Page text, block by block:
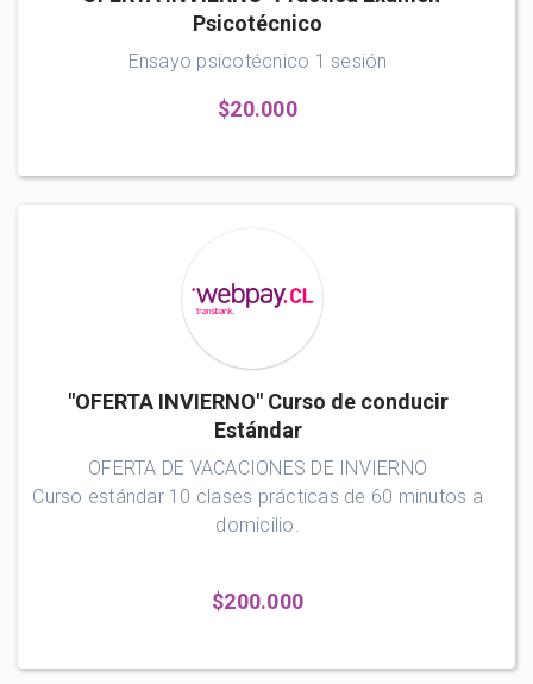
Psicotécnico
Ensayo psicotécnico 1 sesión
$20.000
"OFERTA INVIERNO" Curso de conducir
Estándar
OFERTA DE VACACIONES DE INVIERNO
Curso estándar 10 clases prácticas de 60 minutos a
domicilio.
$200.000